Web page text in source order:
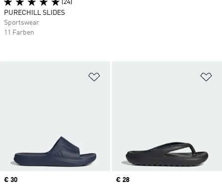
Price
€ 30
Price
€ 28
(24)
PURECHILL SLIDES
Sportswear
11 Farben